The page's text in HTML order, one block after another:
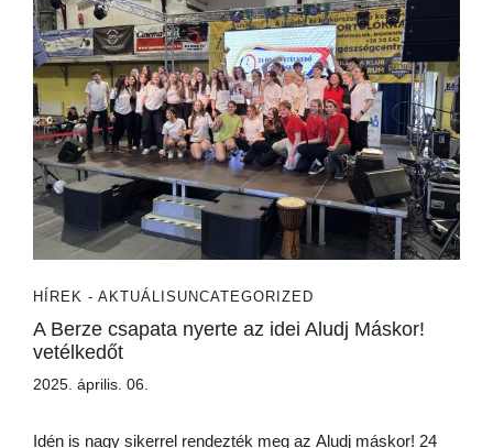
HÍREK - AKTUÁLIS UNCATEGORIZED
A Berze csapata nyerte az idei Aludj Máskor!
vetélkedőt
2025. április. 06.
Idén is nagy sikerrel rendezték meg az Aludj máskor! 24